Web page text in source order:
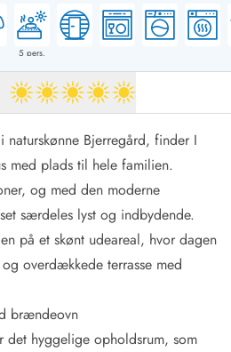
5 pers.
5 ud af 5
naturskønne Bjerregård, finder I
med plads til hele familien.
og med den moderne
særdeles lyst og indbydende.
på et skønt udeareal, hvor dagen
overdækkede terrasse med
brændeovn
det hyggelige opholdsrum, som